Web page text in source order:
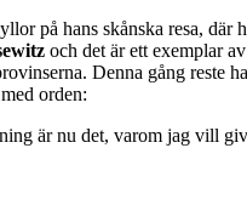
på hans skånska resa, där
och det är ett exemplar
Denna gång
orden:
är nu det, varom jag vill